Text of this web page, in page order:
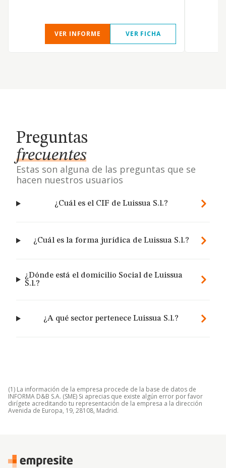
VER INFORME VER FICHA
Preguntas
frecuentes
Estas son alguna de las preguntas que se
hacen nuestros usuarios
¿Cuál es el CIF de Luissua S.l.?
¿Cuál es la forma jurídica de Luissua S.l.?
¿Dónde está el domicilio Social de Luissua
S.l.?
¿A qué sector pertenece Luissua S.l.?
(1) La información de la empresa procede de la base de datos de
INFORMA D&B S.A. (SME) Si aprecias que existe algún error por favor
dirígete acreditando tu representación de la empresa a la dirección
Avenida de Europa, 19, 28108, Madrid.